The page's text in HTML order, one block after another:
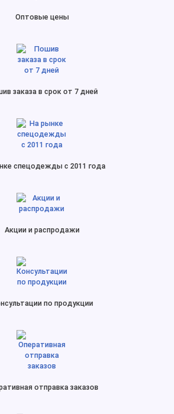
Оптовые цены
заказа в срок от 7 дней
спецодежды с 2011 года
Акции и распродажи
по продукции
отправка заказов